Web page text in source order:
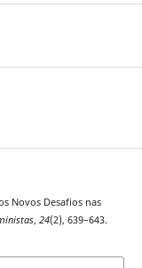
Novos Desafios nas
, 24(2), 639–643.